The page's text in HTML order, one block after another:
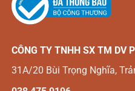
CÔNG TY TNHH SX TM DV
31A/20 Bùi Trọng Nghĩa,